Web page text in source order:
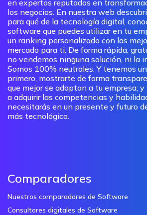
en expertos reputados en
los negocios. En nuestra web
para qué de la tecnología digital,
software que puedes utilizar en tu
un ranking personalizado con las
mercado para ti. De forma rápida,
no vendemos ninguna solución, ni la
Somos 100% neutrales. Y tenemos
primero, mostrarte de forma
que mejor se adaptan a tu empresa;
a adquirir las competencias y
necesitarás en un presente y futuro
más tecnológico.
Comparadores
Nuestros comparadores de Software
Consultores digitales de Software